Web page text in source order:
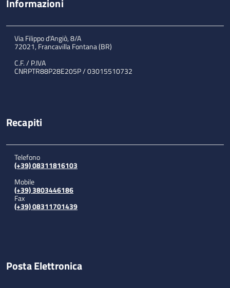
Via Filippo d'Angiò, 8/A
72021, Francavilla Fontana (BR)
C.F. / P.IVA
CNRPTR88P28E205P / 03015510732
Recapiti
Telefono
(+39) 08311816103
Mobile
(+39) 3803446186
Fax
(+39) 08311701439
Posta Elettronica